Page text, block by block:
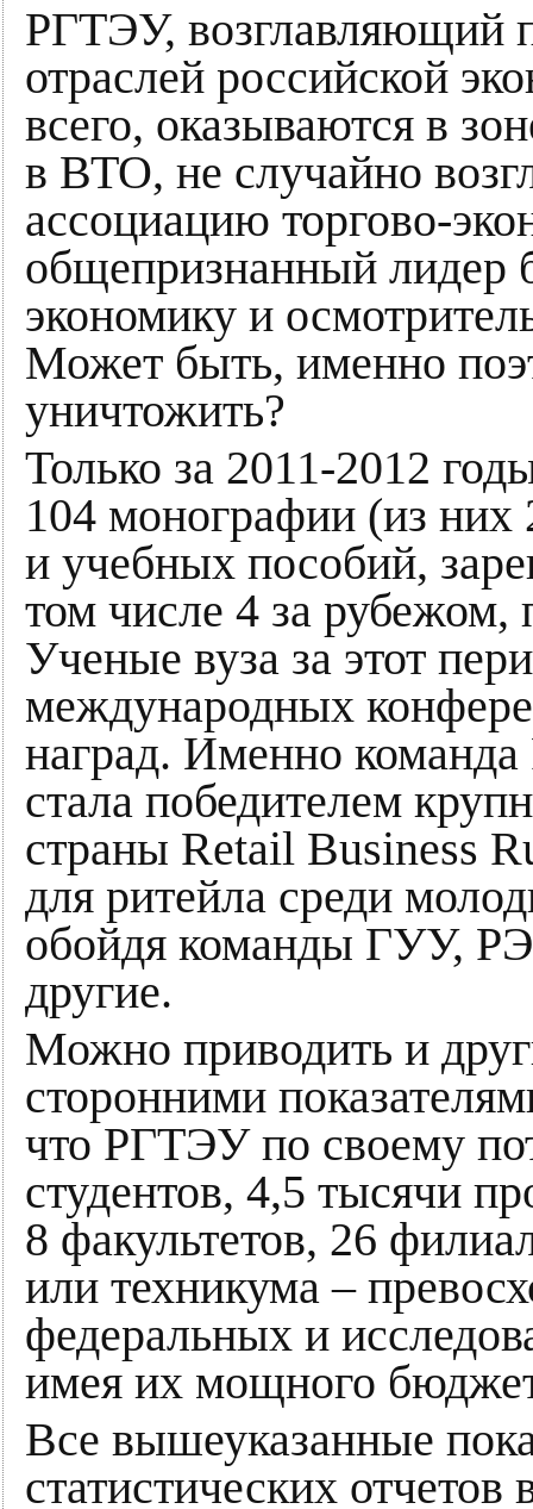
РГТЭУ, возглавляющий
отраслей российской
всего, оказываются в
в ВТО, не случайно
ассоциацию торгово-
общепризнанный лидер
экономику и
Может быть, именно
уничтожить?
Только за 2011-2012
104 монографии (из них
и учебных пособий,
том числе 4 за рубежом,
Ученые вуза за этот
международных
наград. Именно
стала победителем
страны Retail Business
для ритейла среди
обойдя команды ГУУ,
другие.
Можно приводить и
сторонними
что РГТЭУ по своему
студентов, 4,5 тысячи
8 факультетов, 26
или техникума –
федеральных и
имея их мощного
Все вышеуказанные
статистических